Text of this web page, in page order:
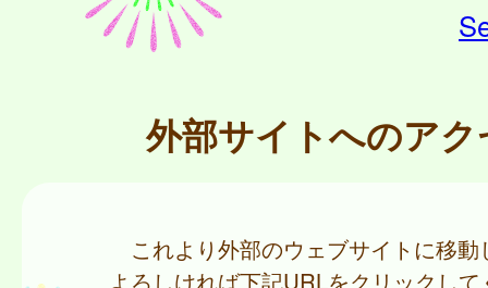
外部サイトへのア
これより外部のウェブサイトに移動
よろしければ下記URLをクリックし